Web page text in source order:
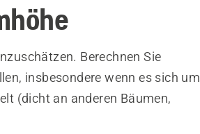
Berechnen Sie
insbesondere wenn es sich um
(dicht an anderen Bäumen,